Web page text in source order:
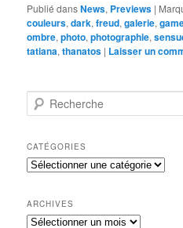
Publié dansNews, Previews |
couleurs,dark,freud,galerie,
ombre,photo,photographie,
tatiana,thanatos | Laisser un
e
h
e
r
h
e
CATÉGORIES
Catégories
ARCHIVES
Archives